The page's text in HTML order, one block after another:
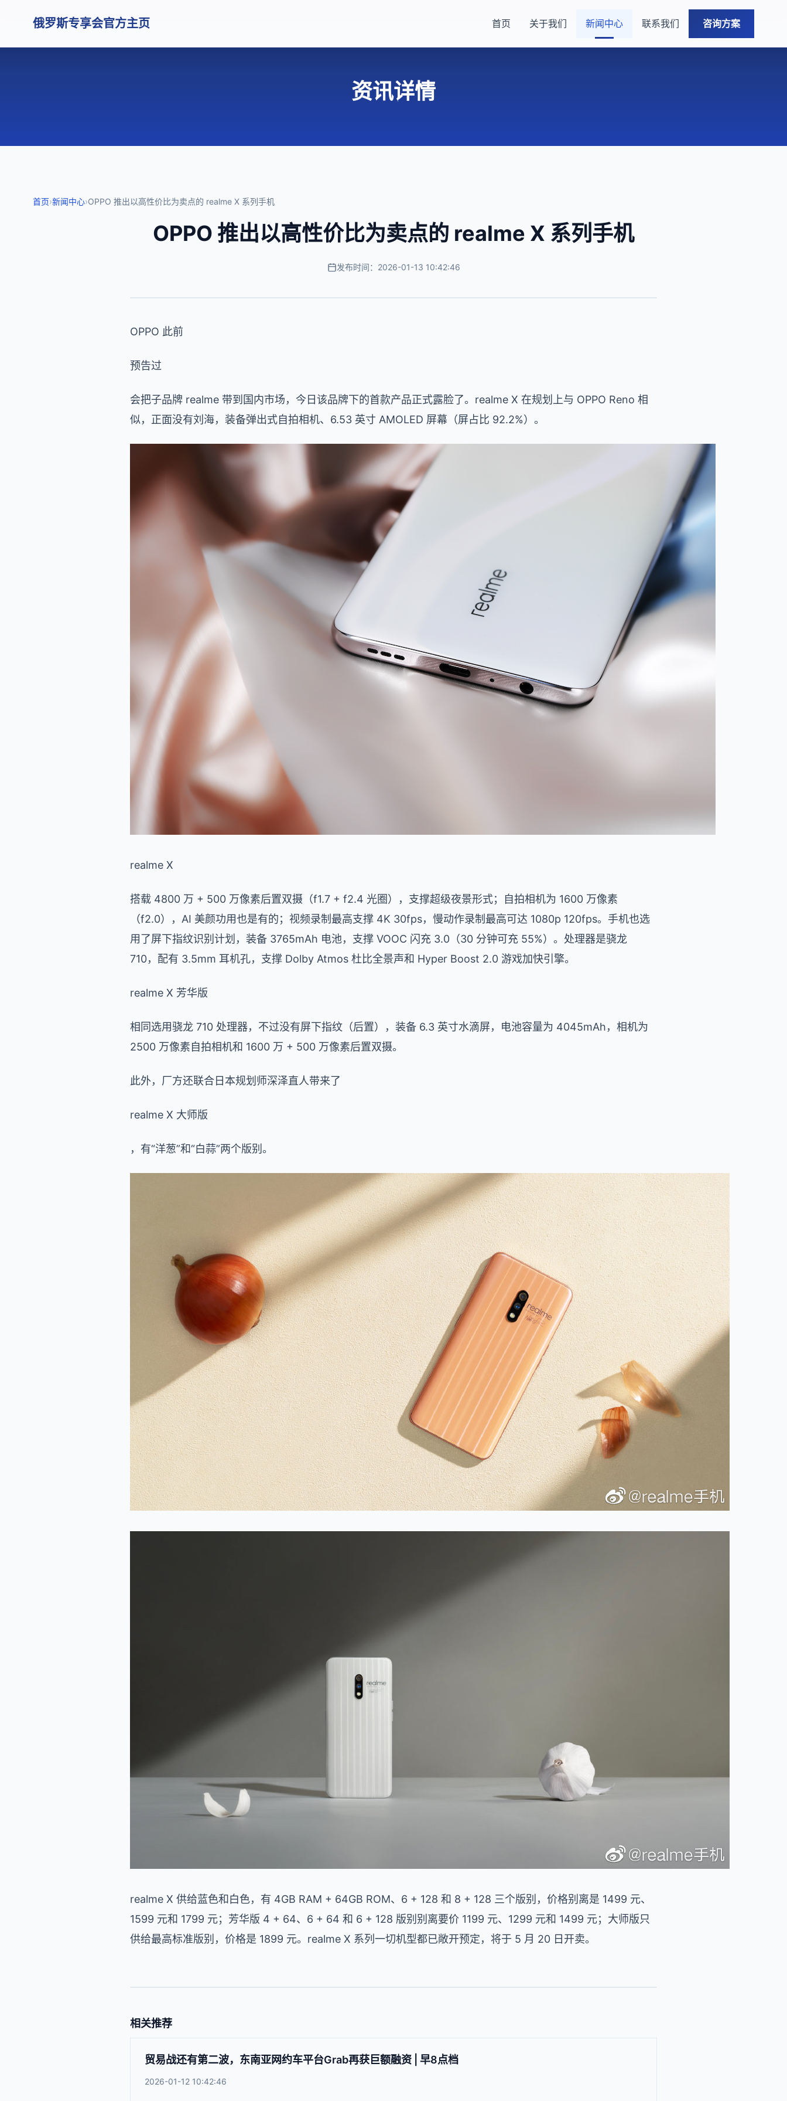
俄罗斯专享会官方主页 首页 关于我们 新闻中心 联系我们 咨询方案
资讯详情
首页›新闻中心›OPPO 推出以高性价比为卖点的 realme X 系列手机
OPPO 推出以高性价比为卖点的 realme X 系列手机
发布时间：2026-01-13 10:42:46
OPPO 此前
预告过
会把子品牌 realme 带到国内市场，今日该品牌下的首款产品正式露脸了。realme X 在规划上与 OPPO Reno 相
似，正面没有刘海，装备弹出式自拍相机、6.53 英寸 AMOLED 屏幕（屏占比 92.2%）。
realme X
搭载 4800 万 + 500 万像素后置双摄（f1.7 + f2.4 光圈），支撑超级夜景形式；自拍相机为 1600 万像素
（f2.0），AI 美颜功用也是有的；视频录制最高支撑 4K 30fps，慢动作录制最高可达 1080p 120fps。手机也选
用了屏下指纹识别计划，装备 3765mAh 电池，支撑 VOOC 闪充 3.0（30 分钟可充 55%）。处理器是骁龙
710，配有 3.5mm 耳机孔，支撑 Dolby Atmos 杜比全景声和 Hyper Boost 2.0 游戏加快引擎。
realme X 芳华版
相同选用骁龙 710 处理器，不过没有屏下指纹（后置），装备 6.3 英寸水滴屏，电池容量为 4045mAh，相机为
2500 万像素自拍相机和 1600 万 + 500 万像素后置双摄。
此外，厂方还联合日本规划师深泽直人带来了
realme X 大师版
，有“洋葱”和“白蒜”两个版别。
realme X 供给蓝色和白色，有 4GB RAM + 64GB ROM、6 + 128 和 8 + 128 三个版别，价格别离是 1499 元、
1599 元和 1799 元；芳华版 4 + 64、6 + 64 和 6 + 128 版别别离要价 1199 元、1299 元和 1499 元；大师版只
供给最高标准版别，价格是 1899 元。realme X 系列一切机型都已敞开预定，将于 5 月 20 日开卖。
相关推荐
贸易战还有第二波，东南亚网约车平台Grab再获巨额融资 | 早8点档
2026-01-12 10:42:46